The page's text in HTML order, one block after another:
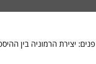
יצירת הרמוניה בין